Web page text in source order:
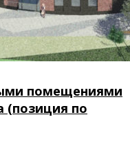
помещениями
(позиция по